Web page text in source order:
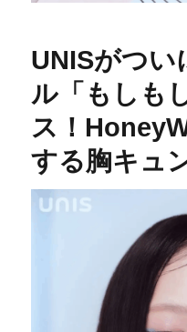
UNISがつい
ル「もしも
ス！
する胸キュ